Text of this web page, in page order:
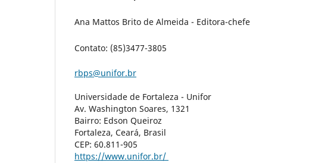
Ana Mattos Brito de Almeida - Editora-chefe
Contato: (85)3477-3805
rbps@unifor.br
Universidade de Fortaleza - Unifor
Av. Washington Soares, 1321
Bairro: Edson Queiroz
Fortaleza, Ceará, Brasil
CEP: 60.811-905
https://www.unifor.br/